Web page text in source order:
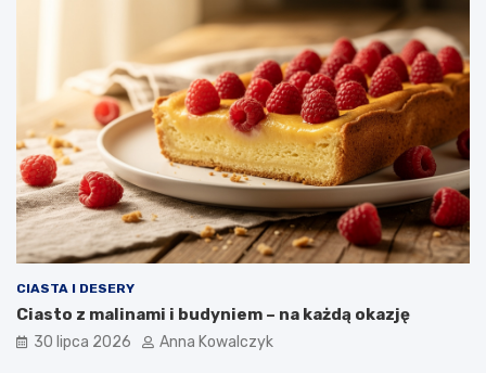
CIASTA I DESERY
Ciasto z malinami i budyniem – na każdą okazję
30 lipca 2026 Anna Kowalczyk